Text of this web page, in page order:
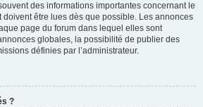
des informations importantes concernant le
doivent être lues dès que possible. Les annonces
page du forum dans lequel elles sont
globales, la possibilité de publier des
définies par l’administrateur.
?